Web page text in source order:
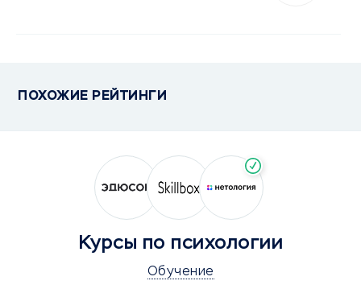
ПОХОЖИЕ РЕЙТИНГИ
Курсы по психологии
Обучение